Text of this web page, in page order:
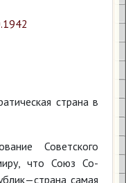
страна в
Советского
что Союз Со­
самая